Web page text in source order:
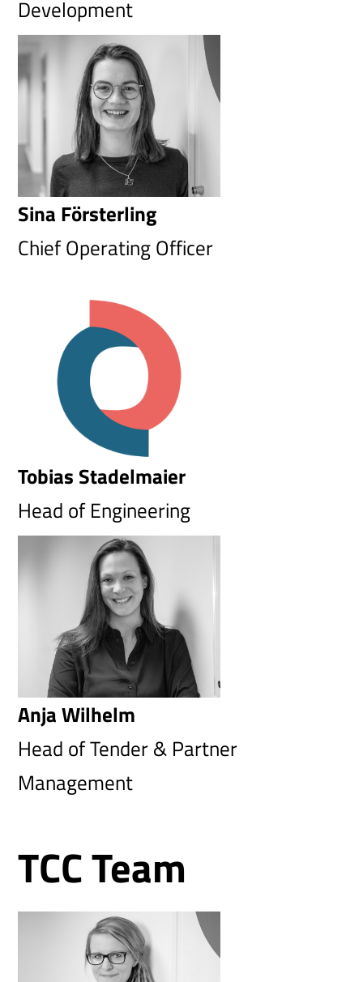
Development
Sina Försterling
Chief Operating Officer
Tobias Stadelmaier
Head of Engineering
Anja Wilhelm
Head of Tender & Partner
Management
TCC Team